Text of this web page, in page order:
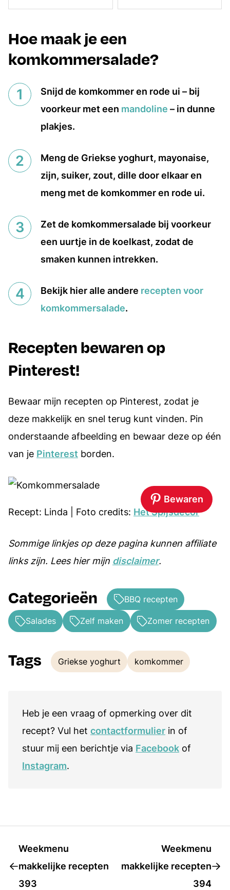
Hoe maak je een
komkommersalade?
Snijd de komkommer en rode ui – bij
voorkeur met een mandoline – in dunne
plakjes.
Meng de Griekse yoghurt, mayonaise,
zijn, suiker, zout, dille door elkaar en
meng met de komkommer en rode ui.
Zet de komkommersalade bij voorkeur
een uurtje in de koelkast, zodat de
smaken kunnen intrekken.
Bekijk hier alle andere recepten voor
komkommersalade.
Recepten bewaren op
Pinterest!
Bewaar mijn recepten op Pinterest, zodat je
deze makkelijk en snel terug kunt vinden. Pin
onderstaande afbeelding en bewaar deze op één
van je Pinterest borden.
Bewaren
Recept: Linda | Foto credits: Het Spijsdecor
Sommige linkjes op deze pagina kunnen affiliate
links zijn. Lees hier mijn disclaimer.
Categorieën BBQ recepten
Salades Zelf maken Zomer recepten
Tags
Tags
Griekse yoghurt komkommer
Heb je een vraag of opmerking over dit
recept? Vul het contactformulier in of
stuur mij een berichtje via Facebook of
Instagram.
Weekmenu
makkelijke recepten
393
Weekmenu
makkelijke recepten
394